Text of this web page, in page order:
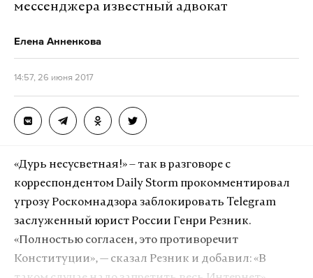
«издержки», возможно, окажутся «настолько
Storm
назвалинициативу Роскомнадзора и ФСБ
противоречащей Конституции и «несусветной
Утром 26 июня в ФСБ заявили, что
непосредственно с помощью мессенджера Дурова
террористы готовили теракты на территории
России, в том числе в метро Санкт-Петербурга.
Павел Дуров ранее ответил Роскомнадзору, что
мессенджера известный адвокат
Елена Анненкова
14:57, 26 июня 2017
«Дурь несусветная!» – так в разговоре с
корреспондентом Daily Storm прокомментировал
угрозу Роскомнадзора заблокировать Telegram
заслуженный юрист России Генри Резник.
«Полностью согласен, это противоречит
Конституции», — сказал Резник и добавил: «В